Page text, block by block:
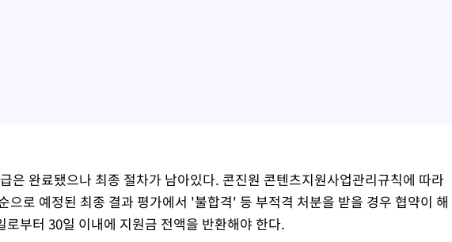
은 완료됐으나 최종 절차가 남아있다. 콘진원 콘텐츠지원사업관리규칙에 따라
으로 예정된 최종 결과 평가에서 '불합격' 등 부적격 처분을 받을 경우 협약이 해
로부터 30일 이내에 지원금 전액을 반환해야 한다.